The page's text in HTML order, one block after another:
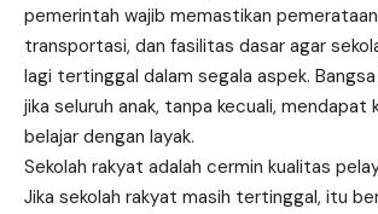
pemerintah wajib memastikan
transportasi, dan fasilitas dasar agar
lagi tertinggal dalam segala aspek.
jika seluruh anak, tanpa kecuali, mendapat
belajar dengan layak.
Sekolah rakyat adalah cermin kualitas
Jika sekolah rakyat masih tertinggal, itu